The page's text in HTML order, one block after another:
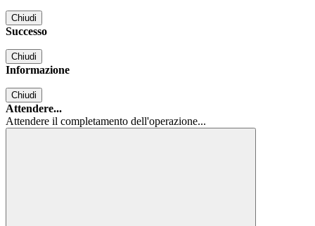
Chiudi
Successo
Chiudi
Informazione
Chiudi
Attendere...
Attendere il completamento dell'operazione...